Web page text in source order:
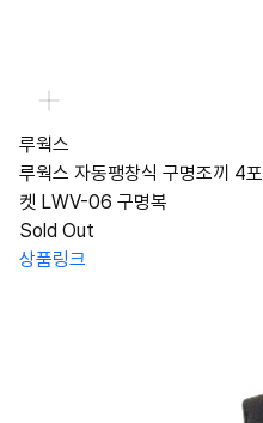
루웍스
루웍스 자동팽창식 구명조끼 4포
켓 LWV-06 구명복
Sold Out
상품링크